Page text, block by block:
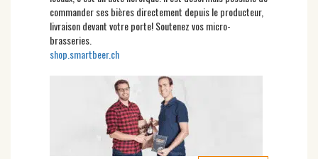
commander ses bières directement depuis le producteur,
livraison devant votre porte! Soutenez vos micro-
brasseries.
shop.smartbeer.ch